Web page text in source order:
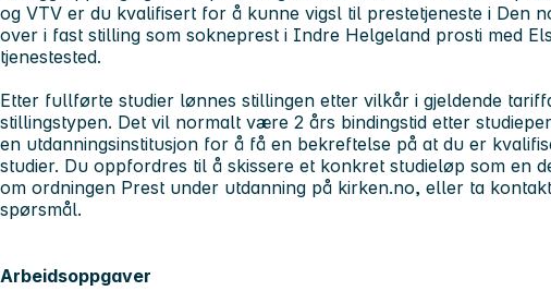
og VTV er du kvalifisert for å kunne vigsl til prestetjeneste i Den
over i fast stilling som sokneprest i Indre Helgeland prosti med
tjenestested.
Etter fullførte studier lønnes stillingen etter vilkår i gjeldende
stillingstypen. Det vil normalt være 2 års bindingstid etter
en utdanningsinstitusjon for å få en bekreftelse på at du er
studier. Du oppfordres til å skissere et konkret studieløp som en
om ordningen Prest under utdanning på kirken.no, eller ta
spørsmål.
Arbeidsoppgaver